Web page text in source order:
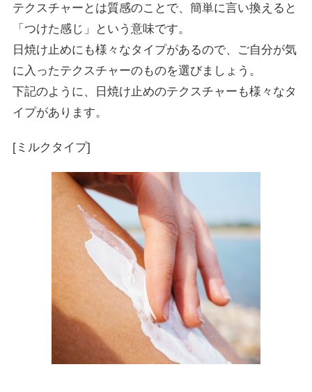
テクスチャーとは質感のことで、簡単に言い換えると
「つけた感じ」という意味です。
日焼け止めにも様々なタイプがあるので、ご自分が気
に入ったテクスチャーのものを選びましょう。
下記のように、日焼け止めのテクスチャーも様々なタ
イプがあります。
[ミルクタイプ]